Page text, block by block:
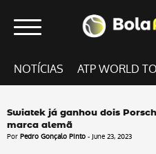
NOTÍCIAS ATP WORLD
Swiatek já ganhou dois
marca alemã
Por Pedro Gonçalo Pinto - June 23, 2023